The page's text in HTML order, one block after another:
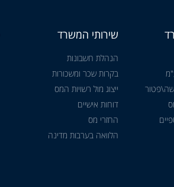
שירותי המשרד
הנהלת חשבונות
בקרות שכר ומשכורות
ייצוג מול רשויות המס
דוחות אישיים
החזרי מס
הלוואה בערבות מדינה